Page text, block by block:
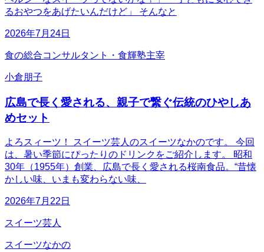
るおやつをあげたいんだけど」 そんなと
2026年7月24日
食の総合コンサルタント・食輝塾主宰
小倉朋子
広島で長く愛される、親子で繋ぐ伝統のひやしあ
めセット
よろスィーツ！ スイーツ芸人のスイーツなかのです。 今回
は、暑い季節にぴったりのドリンクをご紹介します。 昭和
30年（1955年）創業、広島で長く愛される桜南食品。“昔懐
かしい味、いまも変わらない味、
2026年7月22日
スイーツ芸人
スイーツなかの